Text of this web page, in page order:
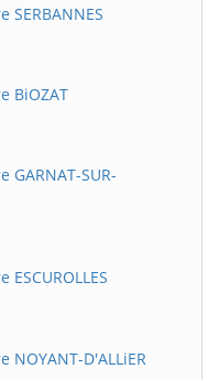
BiOZAT
SUR-
D'ALLiER